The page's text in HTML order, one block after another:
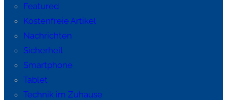
Featured
Kostenfreie Artikel
Nachrichten
Sicherheit
Smartphone
Tablet
Technik im Zuhause